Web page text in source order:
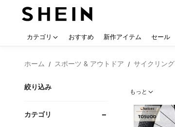
カテゴリ おすすめ 新作アイテム セール
ホーム / スポーツ & アウトドア / サイクリング
絞り込み
カテゴリ
もっと